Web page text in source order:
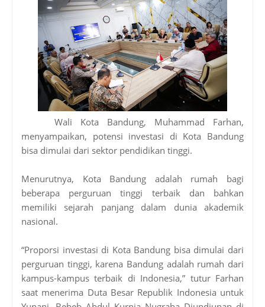
Wali Kota Bandung, Muhammad Farhan,
menyampaikan, potensi investasi di Kota Bandung
bisa dimulai dari sektor pendidikan tinggi.
Menurutnya, Kota Bandung adalah rumah bagi
beberapa perguruan tinggi terbaik dan bahkan
memiliki sejarah panjang dalam dunia akademik
nasional.
“Proporsi investasi di Kota Bandung bisa dimulai dari
perguruan tinggi, karena Bandung adalah rumah dari
kampus-kampus terbaik di Indonesia,” tutur Farhan
saat menerima Duta Besar Republik Indonesia untuk